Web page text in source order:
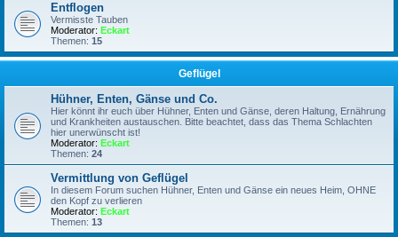
Entflogen
Vermisste Tauben
Moderator: Eckart
Themen: 15
Geflügel
Hühner, Enten, Gänse und Co.
Hier könnt ihr euch über Hühner, Enten und Gänse, deren Haltung, Ernährung
und Krankheiten austauschen. Bitte beachtet, dass das Thema Schlachten
hier unerwünscht ist!
Moderator: Eckart
Themen: 24
Vermittlung von Geflügel
In diesem Forum suchen Hühner, Enten und Gänse ein neues Heim, OHNE
den Kopf zu verlieren
Moderator: Eckart
Themen: 13